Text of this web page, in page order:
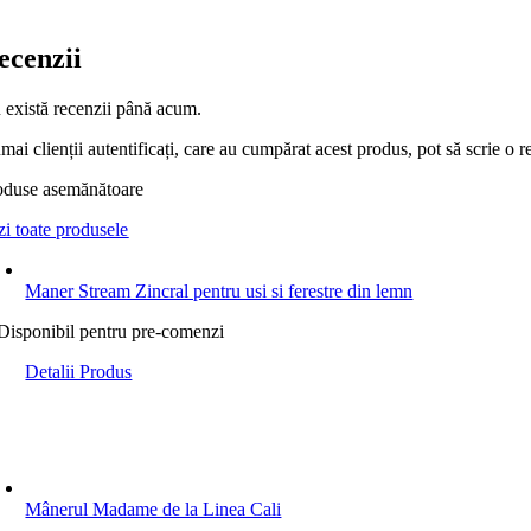
există recenzii până acum.
clienții autentificați, care au cumpărat acest produs, pot să scrie o
asemănătoare
toate produsele
Maner Stream Zincral pentru usi si ferestre din lemn
pentru pre-comenzi
Detalii Produs
Mânerul Madame de la Linea Cali